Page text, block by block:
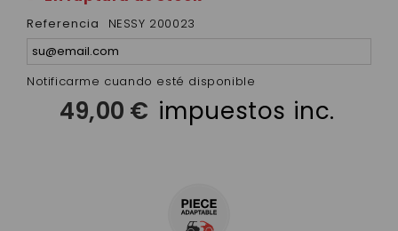
Referencia NESSY 200023
Notificarme cuando esté disponible
49,00 € impuestos inc.